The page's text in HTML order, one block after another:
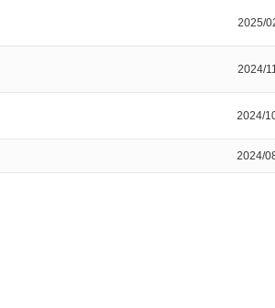
2025/
2024/
2024/
2024/